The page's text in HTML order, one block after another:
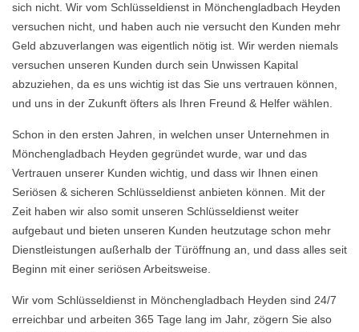
sich nicht. Wir vom Schlüsseldienst in Mönchengladbach Heyden
versuchen nicht, und haben auch nie versucht den Kunden mehr
Geld abzuverlangen was eigentlich nötig ist. Wir werden niemals
versuchen unseren Kunden durch sein Unwissen Kapital
abzuziehen, da es uns wichtig ist das Sie uns vertrauen können,
und uns in der Zukunft öfters als Ihren Freund & Helfer wählen.
Schon in den ersten Jahren, in welchen unser Unternehmen in
Mönchengladbach Heyden gegründet wurde, war und das
Vertrauen unserer Kunden wichtig, und dass wir Ihnen einen
Seriösen & sicheren Schlüsseldienst anbieten können. Mit der
Zeit haben wir also somit unseren Schlüsseldienst weiter
aufgebaut und bieten unseren Kunden heutzutage schon mehr
Dienstleistungen außerhalb der Türöffnung an, und dass alles seit
Beginn mit einer seriösen Arbeitsweise.
Wir vom Schlüsseldienst in Mönchengladbach Heyden sind 24/7
erreichbar und arbeiten 365 Tage lang im Jahr, zögern Sie also